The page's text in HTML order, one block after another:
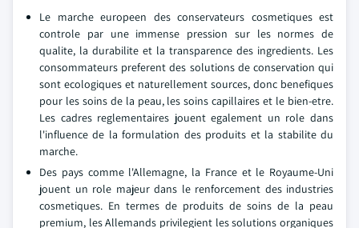
Le marche europeen des conservateurs cosmetiques est
controle par une immense pression sur les normes de
qualite, la durabilite et la transparence des ingredients. Les
consommateurs preferent des solutions de conservation qui
sont ecologiques et naturellement sources, donc benefiques
pour les soins de la peau, les soins capillaires et le bien-etre.
Les cadres reglementaires jouent egalement un role dans
l'influence de la formulation des produits et la stabilite du
marche.
Des pays comme l'Allemagne, la France et le Royaume-Uni
jouent un role majeur dans le renforcement des industries
cosmetiques. En termes de produits de soins de la peau
premium, les Allemands privilegient les solutions organiques